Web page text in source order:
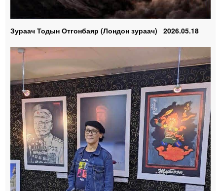
Зураач Тодын Отгонбаяр (Лондон зураач) 2026.05.18